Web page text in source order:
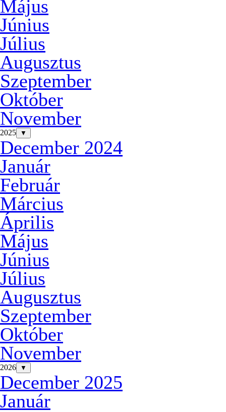
Május
Június
Július
Augusztus
Szeptember
Október
November
2025 ▼
December 2024
Január
Február
Március
Április
Május
Június
Július
Augusztus
Szeptember
Október
November
2026 ▼
December 2025
Január